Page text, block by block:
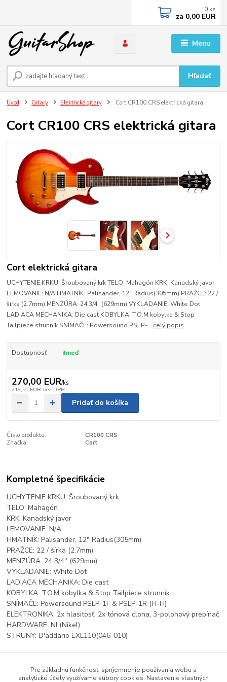
Menu
Hľadať
0 ks
za 0,00 EUR
Úvod Gitary Elektrické gitary Cort CR100 CRS elektrická gitara
Cort CR100 CRS elektrická gitara
Cort elektrická gitara
UCHYTENIE KRKU: Šroubovaný krk TELO: Mahagón KRK: Kanadský javor
LEMOVANIE: N/A HMATNÍK: Palisander, 12" Radius(305mm) PRAŽCE: 22 /
šírka (2.7mm) MENZÚRA: 24 3/4" (629mm) VYKLADANIE: White Dot
LADIACA MECHANIKA: Die cast KOBYLKA: T.O.M kobylka & Stop
Tailpiece strunník SNÍMAČE: Powersound PSLP-... celý popis
Dostupnosť ihneď
270,00 EUR/ks
219,51 EUR bez DPH
Pridať do košíka
Číslo produktu:
CR100 CRS
Značka:
Cort
Kompletné špecifikácie
UCHYTENIE KRKU: Šroubovaný krk
TELO: Mahagón
KRK: Kanadský javor
LEMOVANIE: N/A
HMATNÍK: Palisander, 12" Radius(305mm)
PRAŽCE: 22 / šírka (2.7mm)
MENZÚRA: 24 3/4" (629mm)
VYKLADANIE: White Dot
LADIACA MECHANIKA: Die cast
KOBYLKA: T.O.M kobylka & Stop Tailpiece strunník
SNÍMAČE: Powersound PSLP-1F & PSLP-1R (H-H)
ELEKTRONIKA: 2x hlasitosť, 2x tónová clona, 3-polohový prepínač
HARDWARE: NI (Nikel)
STRUNY: D'addario EXL110(046-010)
Tovar zaradený v kategóriách
Pre základnú funkčnosť, spríjemnenie používania webu a
analytické účely využívame súbory cookies. Nastavenie vlastných